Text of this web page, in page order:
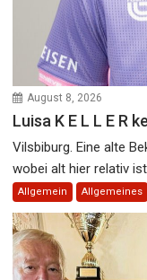
August 8, 2026
Luisa K E L L E R
Vilsbiburg. Eine alte
wobei alt hier relativ
Allgemein Allgemeines